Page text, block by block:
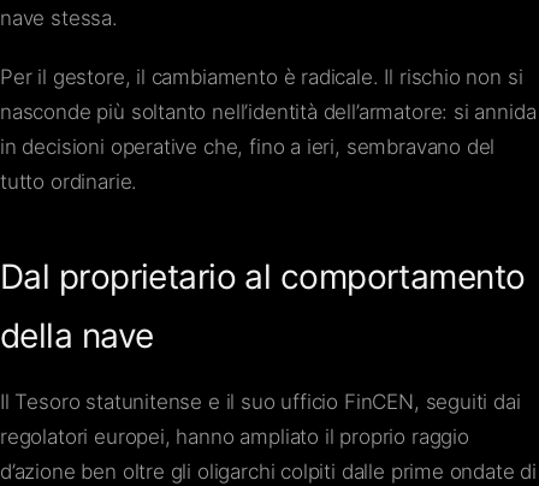
nave stessa.
Per il gestore, il cambiamento è radicale. Il rischio non si
nasconde più soltanto nell’identità dell’armatore: si annida
in decisioni operative che, fino a ieri, sembravano del
tutto ordinarie.
Dal proprietario al comportamento
della nave
Il Tesoro statunitense e il suo ufficio FinCEN, seguiti dai
regolatori europei, hanno ampliato il proprio raggio
d’azione ben oltre gli oligarchi colpiti dalle prime ondate di